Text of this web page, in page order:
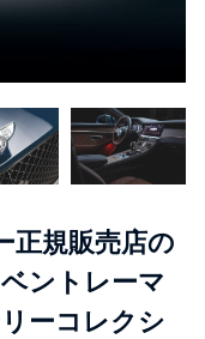
正規販売店の
ントレーマ
ーコレクシ